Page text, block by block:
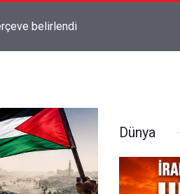
var.. Suud komutanı atadı
Dünya